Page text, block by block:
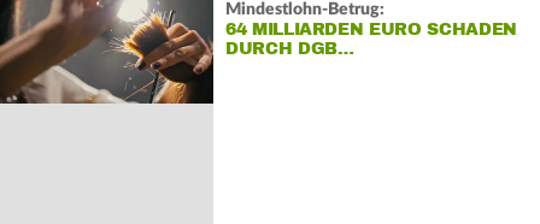
Mindestlohn-Betrug:
64 MILLIARDEN EURO SCHADEN
DURCH DGB…